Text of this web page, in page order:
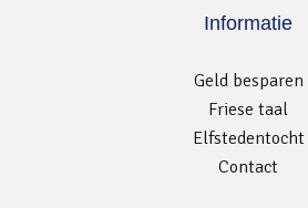
Informatie
Geld besparen
Friese taal
Elfstedentocht
Contact